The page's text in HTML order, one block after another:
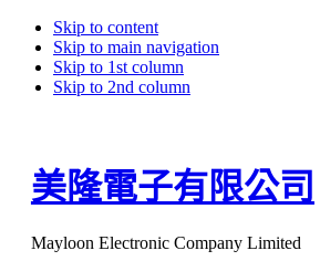
Skip to content
Skip to main navigation
Skip to 1st column
Skip to 2nd column
美隆電子有限公司
Mayloon Electronic Company Limited